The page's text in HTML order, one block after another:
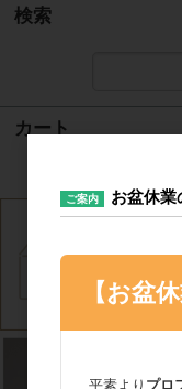
検索
カート
ご案内 お盆休業
【お盆
平素より プロ